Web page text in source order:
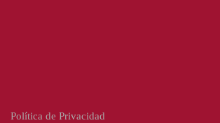
Política de Privacidad